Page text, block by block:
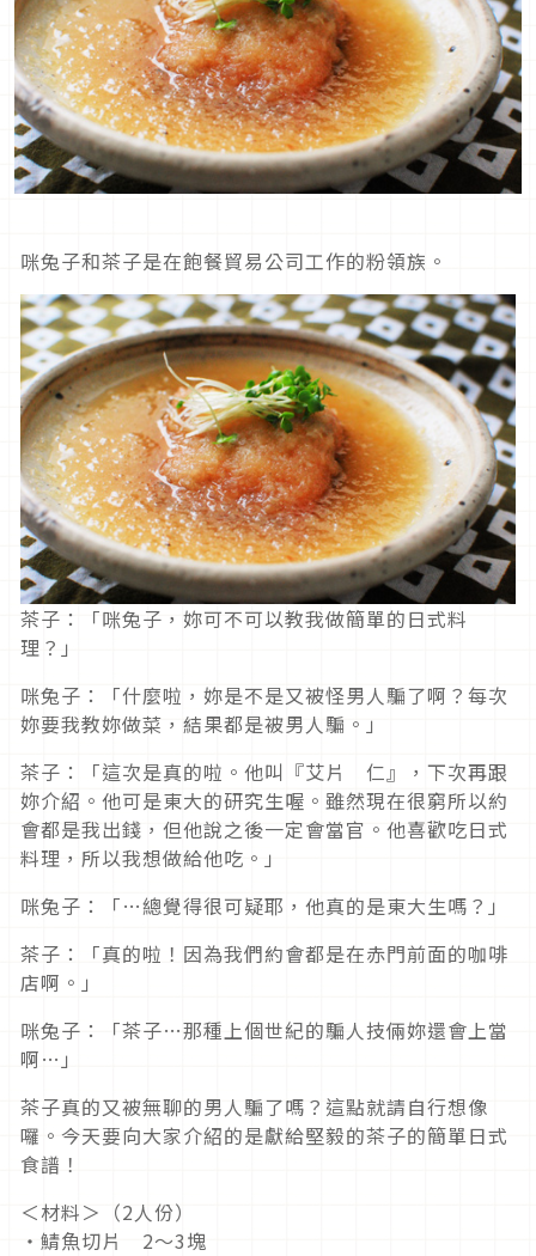
咪兔子和茶子是在飽餐貿易公司工作的粉領族。
茶子：「咪兔子，妳可不可以教我做簡單的日式料
理？」
咪兔子：「什麼啦，妳是不是又被怪男人騙了啊？每次
妳要我教妳做菜，結果都是被男人騙。」
茶子：「這次是真的啦。他叫『艾片 仁』，下次再跟
妳介紹。他可是東大的研究生喔。雖然現在很窮所以約
會都是我出錢，但他說之後一定會當官。他喜歡吃日式
料理，所以我想做給他吃。」
咪兔子：「…總覺得很可疑耶，他真的是東大生嗎？」
茶子：「真的啦！因為我們約會都是在赤門前面的咖啡
店啊。」
咪兔子：「茶子…那種上個世紀的騙人技倆妳還會上當
啊…」
茶子真的又被無聊的男人騙了嗎？這點就請自行想像
囉。今天要向大家介紹的是獻給堅毅的茶子的簡單日式
食譜！
＜材料＞（2人份）
・鯖魚切片 2～3塊